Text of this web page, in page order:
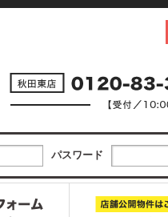
パスワード